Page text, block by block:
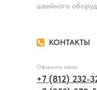
КОНТАКТЫ
швейного
+7 (812) 232-
Оформить заказ